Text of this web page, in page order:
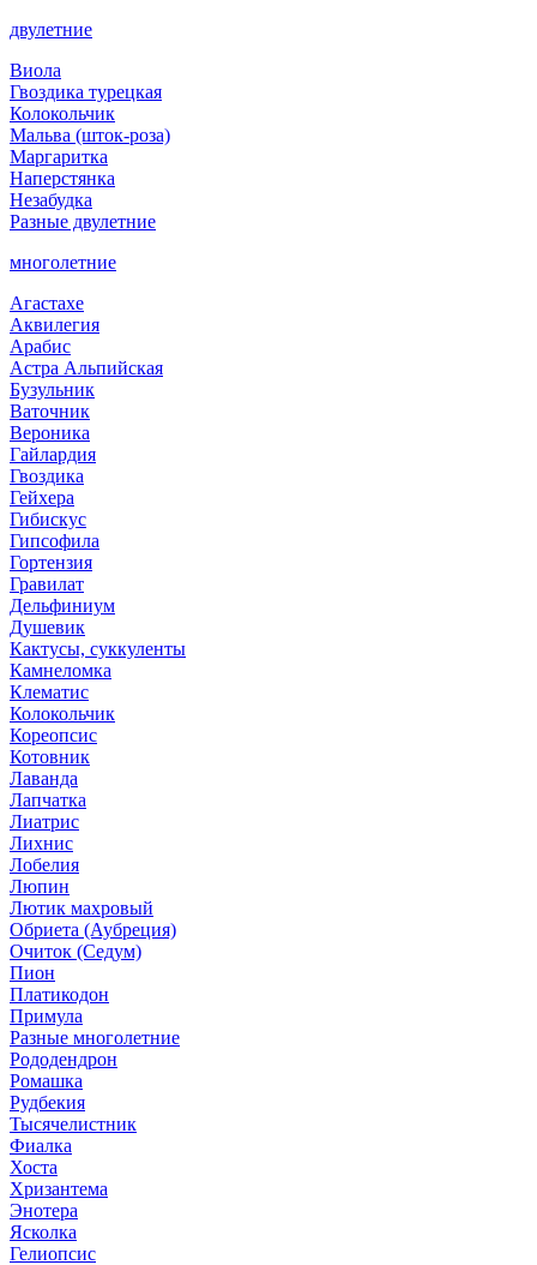
двулетние
Виола
Гвоздика турецкая
Колокольчик
Мальва (шток-роза)
Маргаритка
Наперстянка
Незабудка
Разные двулетние
многолетние
Агастахе
Аквилегия
Арабис
Астра Альпийская
Бузульник
Ваточник
Вероника
Гайлардия
Гвоздика
Гейхера
Гибискус
Гипсофила
Гортензия
Гравилат
Дельфиниум
Душевик
Кактусы, суккуленты
Камнеломка
Клематис
Колокольчик
Кореопсис
Котовник
Лаванда
Лапчатка
Лиатрис
Лихнис
Лобелия
Люпин
Лютик махровый
Обриета (Аубреция)
Очиток (Седум)
Пион
Платикодон
Примула
Разные многолетние
Рододендрон
Ромашка
Рудбекия
Тысячелистник
Фиалка
Хоста
Хризантема
Энотера
Ясколка
Гелиопсис